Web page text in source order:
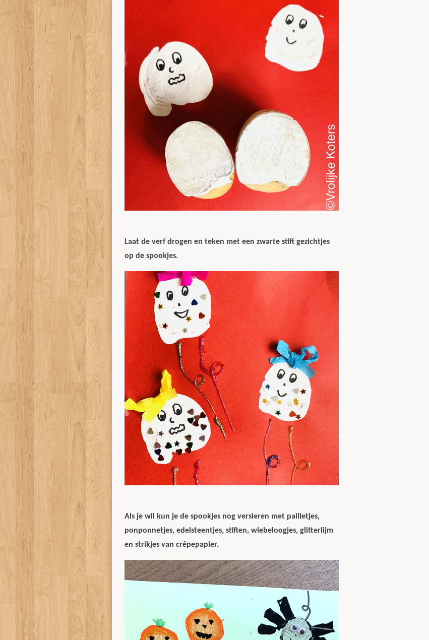
Laat de verf drogen en teken met een zwarte stift gezichtjes
op de spookjes.
Als je wil kun je de spookjes nog versieren met pailletjes,
ponponnetjes, edelsteentjes, stiften, wiebeloogjes, glitterlijm
en strikjes van crêpepapier.